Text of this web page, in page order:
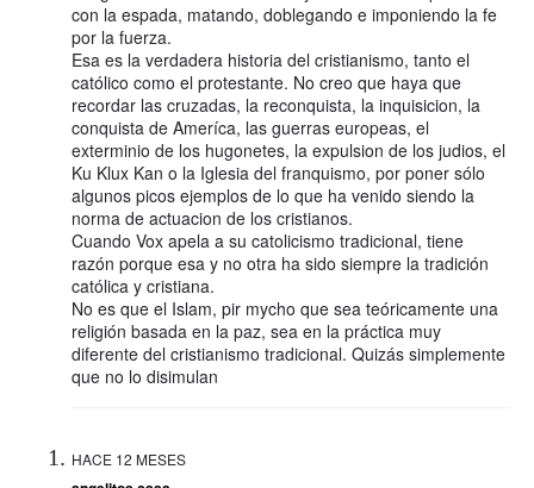
con la espada, matando, doblegando e imponiendo la fe
por la fuerza.
Esa es la verdadera historia del cristianismo, tanto el
católico como el protestante. No creo que haya que
recordar las cruzadas, la reconquista, la inquisicion, la
conquista de Ameríca, las guerras europeas, el
exterminio de los hugonetes, la expulsion de los judios, el
Ku Klux Kan o la Iglesia del franquismo, por poner sólo
algunos picos ejemplos de lo que ha venido siendo la
norma de actuacion de los cristianos.
Cuando Vox apela a su catolicismo tradicional, tiene
razón porque esa y no otra ha sido siempre la tradición
católica y cristiana.
No es que el Islam, pir mycho que sea teóricamente una
religión basada en la paz, sea en la práctica muy
diferente del cristianismo tradicional. Quizás simplemente
que no lo disimulan
HACE 12 MESES